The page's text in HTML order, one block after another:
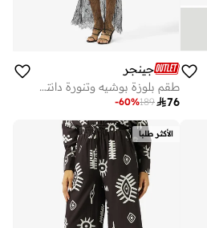
جينجر
طقم بلوزة بوشيه وتنورة دانتيل بتصميم
76
189
-60%
الأكثر طلبا